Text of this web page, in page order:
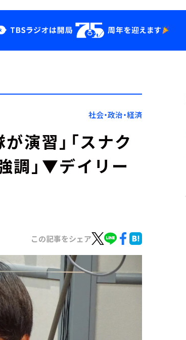
YouTube
会社情報社会・政治・経済
演習」「スナク
調」▼デイリー
この記事をシェア